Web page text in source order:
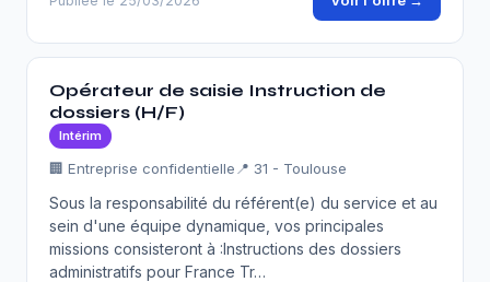
Opérateur de saisie Instruction de
dossiers (H/F)
Intérim
🏢 Entreprise confidentielle 📍 31 - Toulouse
Sous la responsabilité du référent(e) du service et au
sein d'une équipe dynamique, vos principales
missions consisteront à :Instructions des dossiers
administratifs pour France Tr…